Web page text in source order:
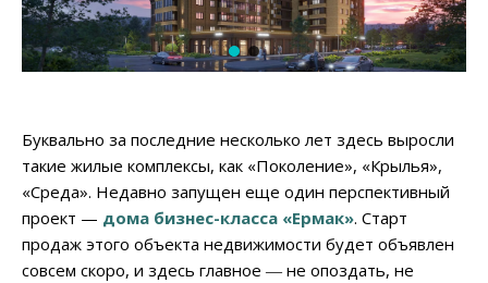
Буквально за последние несколько лет здесь выросли
такие жилые комплексы, как «Поколение», «Крылья»,
«Среда». Недавно запущен еще один перспективный
проект — дома бизнес-класса «Ермак». Старт
продаж этого объекта недвижимости будет объявлен
совсем скоро, и здесь главное ― не опоздать, не